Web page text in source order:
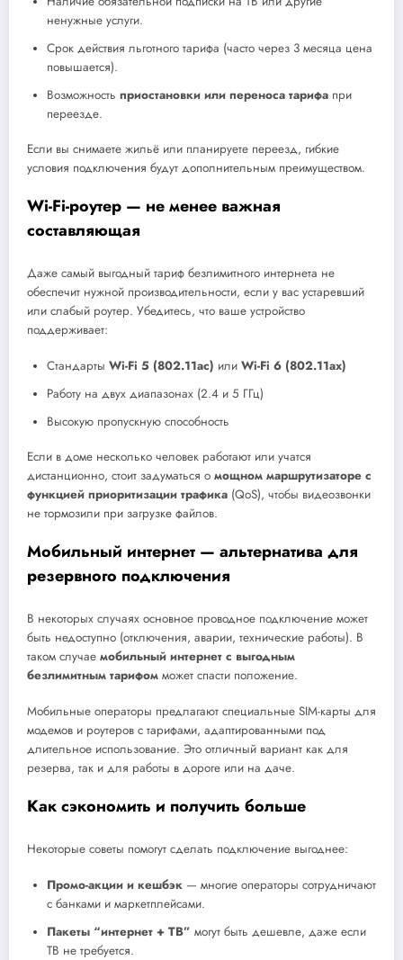
ненужные услуги.
Срок действия льготного тарифа (часто через 3 месяца цена
повышается).
Возможность приостановки или переноса тарифа при
переезде.
Если вы снимаете жильё или планируете переезд, гибкие
условия подключения будут дополнительным преимуществом.
Wi-Fi-роутер — не менее важная
составляющая
Даже самый выгодный тариф безлимитного интернета не
обеспечит нужной производительности, если у вас устаревший
или слабый роутер. Убедитесь, что ваше устройство
поддерживает:
Стандарты Wi-Fi 5 (802.11ac) или Wi-Fi 6 (802.11ax)
Работу на двух диапазонах (2.4 и 5 ГГц)
Высокую пропускную способность
Если в доме несколько человек работают или учатся
дистанционно, стоит задуматься о мощном маршрутизаторе с
функцией приоритизации трафика (QoS), чтобы видеозвонки
не тормозили при загрузке файлов.
Мобильный интернет — альтернатива для
резервного подключения
В некоторых случаях основное проводное подключение может
быть недоступно (отключения, аварии, технические работы). В
таком случае мобильный интернет с выгодным
безлимитным тарифом может спасти положение.
Мобильные операторы предлагают специальные SIM-карты для
модемов и роутеров с тарифами, адаптированными под
длительное использование. Это отличный вариант как для
резерва, так и для работы в дороге или на даче.
Как сэкономить и получить больше
Некоторые советы помогут сделать подключение выгоднее:
Промо-акции и кешбэк — многие операторы сотрудничают
с банками и маркетплейсами.
Пакеты “интернет + ТВ” могут быть дешевле, даже если
ТВ не требуется.